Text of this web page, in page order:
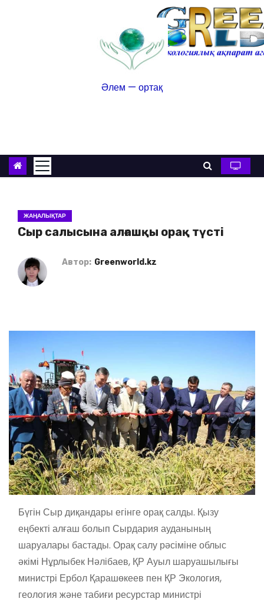
Әлем — ортақ
ЖАҢАЛЫҚТАР
Сыр салысына алғашқы орақ түсті
Автор: Greenworld.kz
Бүгін Сыр диқандары егінге орақ салды. Қызу
еңбекті алғаш болып Сырдария ауданының
шаруалары бастады. Орақ салу рәсіміне облыс
әкімі Нұрлыбек Нәлібаев, ҚР Ауыл шаруашылығы
министрі Ербол Қарашөкеев пен ҚР Экология,
геология және табиғи ресурстар министрі